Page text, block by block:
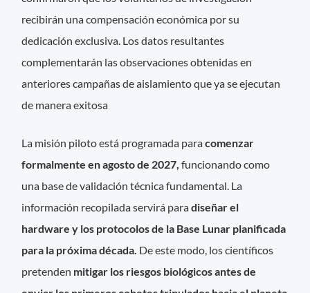
recibirán una compensación económica por su
dedicación exclusiva. Los datos resultantes
complementarán las observaciones obtenidas en
anteriores campañas de aislamiento que ya se ejecutan
de manera exitosa
La misión piloto está programada paracomenzar
formalmente en agosto de 2027, funcionando como
una base de validación técnica fundamental. La
información recopilada servirá paradiseñar el
hardware y los protocolos de la Base Lunar planificada
para la próxima década. De este modo, los científicos
pretenden mitigar los riesgos biológicos antes de